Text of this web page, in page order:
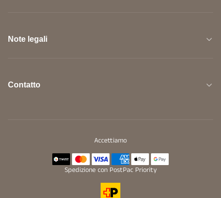
Note legali
Contatto
Accettiamo
Spedizione con PostPac Priority